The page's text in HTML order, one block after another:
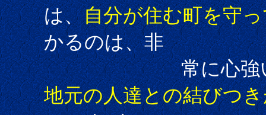
は、自分が住む町を守
かるのは、非
常に心強い事
地元の人達との結びつ